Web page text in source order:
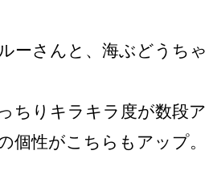
ーさんと、海ぶどうち
ちりキラキラ度が数段
個性がこちらもアップ